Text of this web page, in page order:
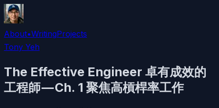
About•WritingProjects
Tony Yeh
The Effective Engineer 卓有成效的
工程師 — Ch. 1 聚焦高槓桿率工作